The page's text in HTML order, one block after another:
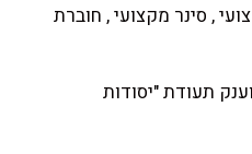
, סינר מקצועי , חוברת
תעודת "יסודות